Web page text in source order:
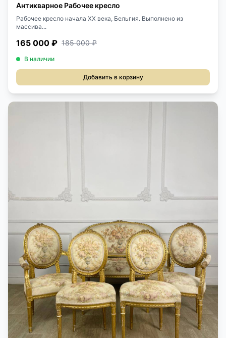
Антикварное Рабочее кресло
Рабочее кресло начала XX века, Бельгия. Выполнено из
массива...
165 000 ₽ 185 000 ₽
В наличии
Добавить в корзину